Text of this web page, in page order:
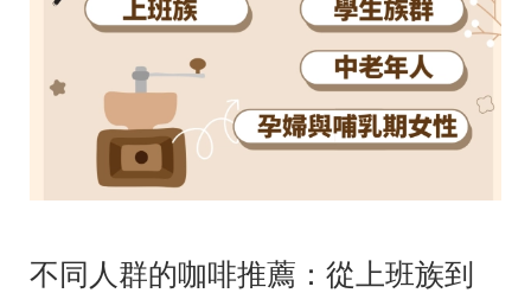
不同人群的咖啡推薦：從上班族到